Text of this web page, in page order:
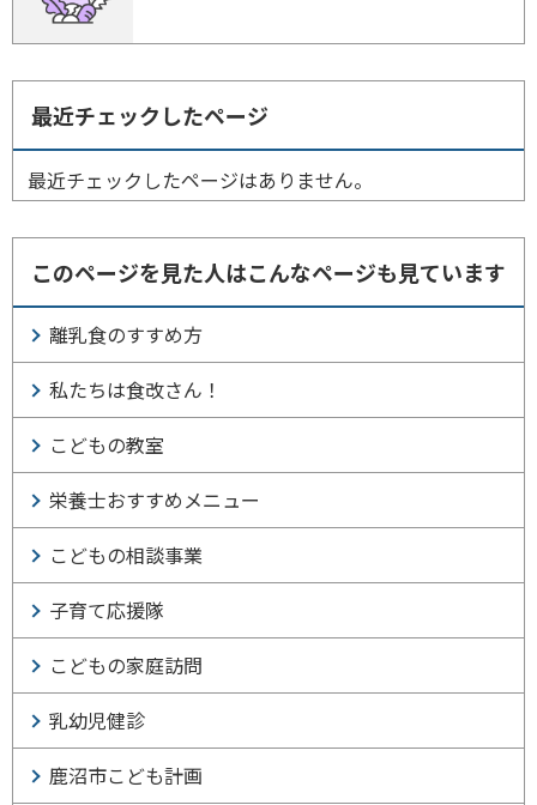
最近チェックしたページ
最近チェックしたページはありません。
このページを見た人はこんなページも見ています
離乳食のすすめ方
私たちは食改さん！
こどもの教室
栄養士おすすめメニュー
こどもの相談事業
子育て応援隊
こどもの家庭訪問
乳幼児健診
鹿沼市こども計画